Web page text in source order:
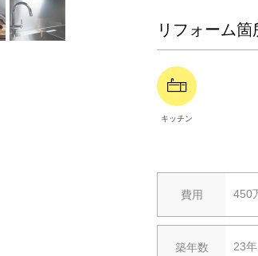
リフォーム箇
キッチン
費用 450
築年数 23年